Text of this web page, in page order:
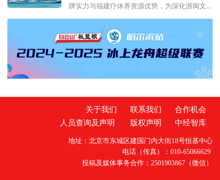
牌实力与福建疗休养资源优势，为深化浙闽文
推介会上，佰翔携福建区域10家酒店集中亮
相，发布专属疗休养
关于我们 联系我们
合作机会
人员查询及声明
版权声明 中经智库
地址：北京市东城区建国门内大街18号恒基中心
电话（传真）：010-65066629
投稿及媒体事务合作：2501903867（微信）